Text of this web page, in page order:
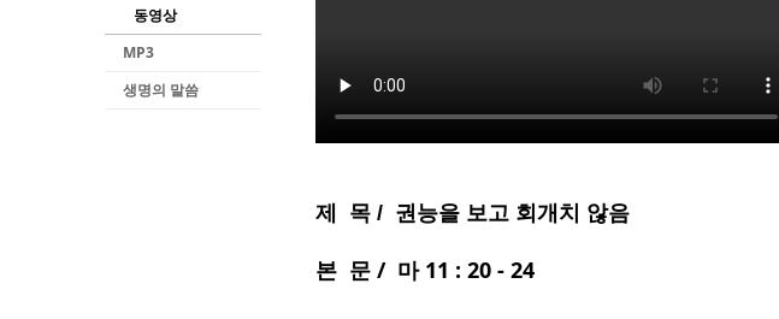
동영상
MP3
생명의 말씀
제 목 / 권능을 보고 회개치 않음
본 문 / 마 11 : 20 - 24